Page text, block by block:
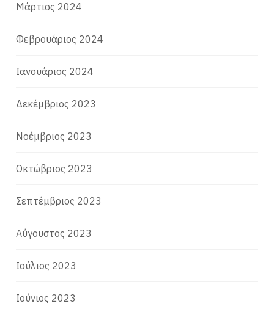
Μάρτιος 2024
Φεβρουάριος 2024
Ιανουάριος 2024
Δεκέμβριος 2023
Νοέμβριος 2023
Οκτώβριος 2023
Σεπτέμβριος 2023
Αύγουστος 2023
Ιούλιος 2023
Ιούνιος 2023